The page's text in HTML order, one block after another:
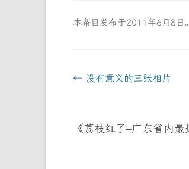
本条目发布于2011年6月8日
文
航
← 没有意义的三张相片
《荔枝红了–广东省内最